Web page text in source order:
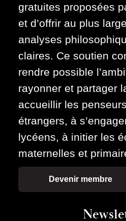
gratuites proposées
et d’offrir au plus
analyses
claires. Ce soutien
rendre possible
rayonner et partager
accueillir les
étrangers, à
lycéens, à initier les
maternelles et
Devenir membre